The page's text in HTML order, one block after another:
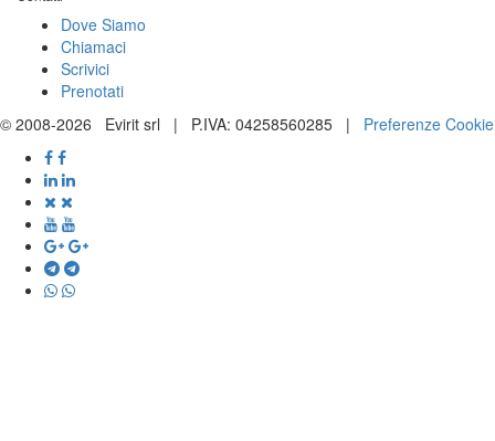
Dove Siamo
Chiamaci
Scrivici
Prenotati
© 2008-2026 Evirit srl | P.IVA: 04258560285 | Preferenze Cookie